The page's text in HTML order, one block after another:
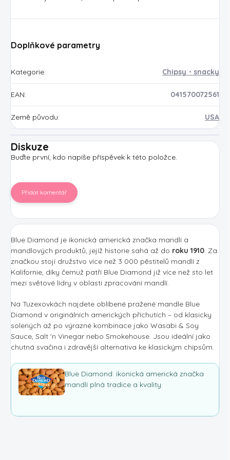
Doplňkové parametry
Kategorie: Chipsy・snacky
EAN: 041570072561
Země původu: USA
Diskuze
Buďte první, kdo napíše příspěvek k této položce.
Přidat komentář
Blue Diamond je ikonická americká značka mandlí a
mandlových produktů, jejíž historie sahá až do roku 1910. Za
značkou stojí družstvo více než 3 000 pěstitelů mandlí z
Kalifornie, díky čemuž patří Blue Diamond již více než sto let
mezi světové lídry v oblasti zpracování mandlí.
Na Tuzexovkách najdete oblíbené pražené mandle Blue
Diamond v originálních amerických příchutích – od klasicky
solených až po výrazné kombinace jako Wasabi & Soy
Sauce, Salt 'n Vinegar nebo Smokehouse. Jsou ideální jako
chutná svačina i zdravější alternativa ke klasickým chipsům.
Blue Diamond: ikonická americká značka
mandlí plná tradice a kvality